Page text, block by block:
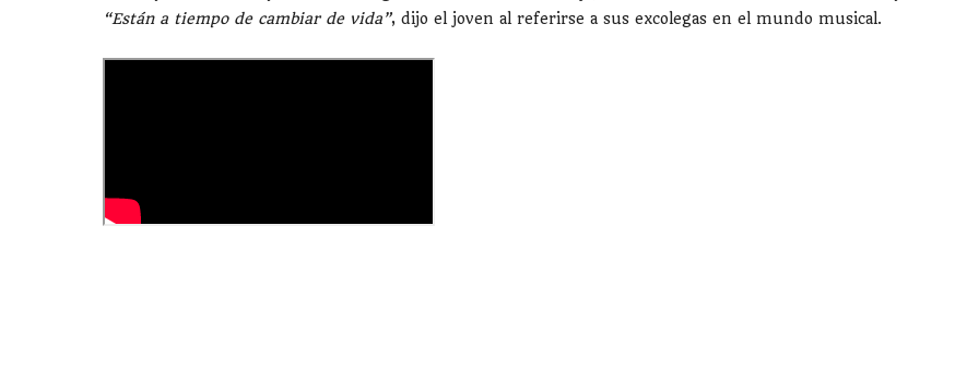
“Están a tiempo de cambiar de vida”, dijo el joven al referirse a sus excolegas en el mundo musical.